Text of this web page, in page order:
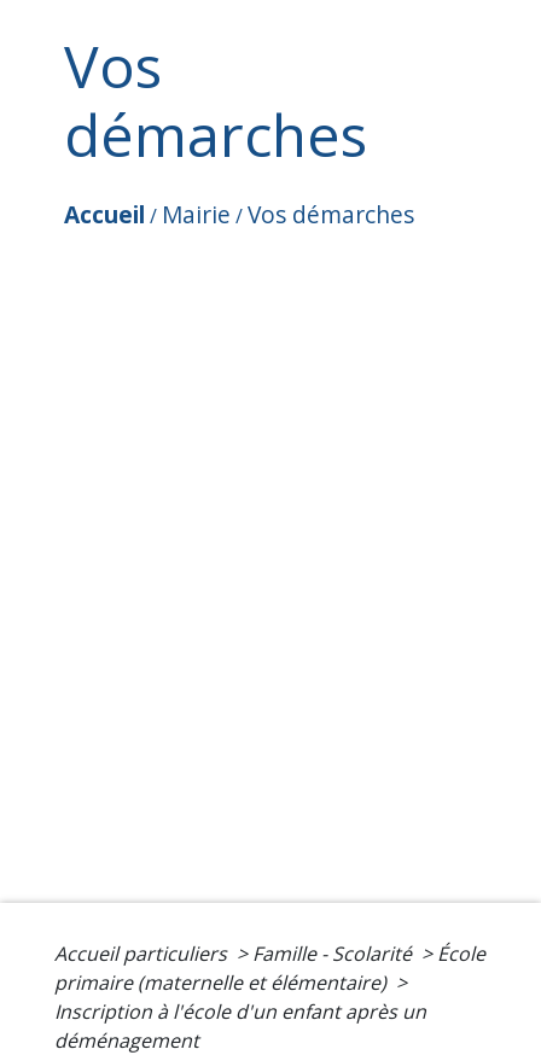
Vos
démarches
Accueil / Mairie /Vos démarches
Accueil particuliers > Famille - Scolarité > École
primaire (maternelle et élémentaire) >
Inscription à l'école d'un enfant après un
déménagement